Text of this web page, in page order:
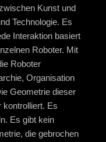
Kunst und
Technologie. Es
Interaktion basiert
Roboter. Mit
Roboter
Organisation
Geometrie dieser
kontrolliert. Es
Es gibt kein
die gebrochen